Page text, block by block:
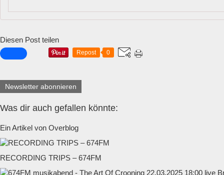
Diesen Post teilen
Repost 0
Newsletter abonnieren
Was dir auch gefallen könnte:
Ein Artikel von Overblog
RECORDING TRIPS – 674FM